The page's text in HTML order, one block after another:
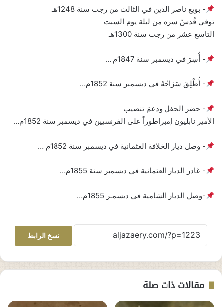
- بويع ناصر الدين في الثالث من رجب سنة 1248هـ
توفي قُدسّ سره من ليلة يوم السبت
التاسع عشر من رجب سنة 1300هـ
- أُسِرَ في ديسمبر سنة 1847م …
- أُطْلِقَ سَرَاحُهُ في ديسمبر سنة 1852م…
- حضر الحفل ودعمَ تنصيب
الأمير نابليون إمبراطوراً على الفرنسيين في ديسمبر سنة 1852م…
- وصل ديار الخلافة العثمانية في ديسمبر سنة 1852م …
- غادر الديار العثمانية في ديسمبر سنة 1855م…
-وصل الديار الشامية في ديسمبر 1855م…
نسخ الرابط
مقالات ذات صلة